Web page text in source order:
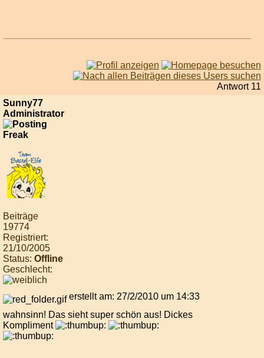
Antwort 11
Sunny77
Administrator
Beiträge
19774
Registriert:
21/10/2005
Status: Offline
Geschlecht:
erstellt am: 27/2/2010 um 14:33
wahnsinn! Das sieht super schön aus! Dickes
Kompliment